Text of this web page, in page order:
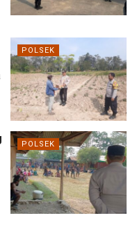
POLSEK
POLSEK